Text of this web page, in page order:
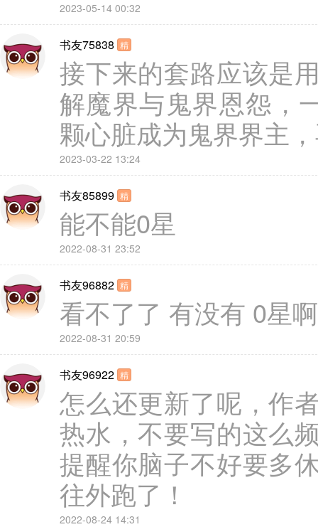
2023-05-14 00:32
书友75838 精
接下来的套路应该是
解魔界与鬼界恩怨，
颗心脏成为鬼界界主
2023-03-22 13:24
书友85899 精
能不能0星
2022-08-31 23:52
书友96882 精
看不了了 有没有 0星啊
2022-08-31 20:59
书友96922 精
怎么还更新了呢，作
热水，不要写的这么
提醒你脑子不好要多
往外跑了！
2022-08-24 14:31